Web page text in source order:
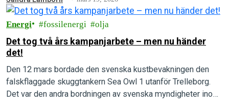
Energi fossilenergi olja
Det tog två års kampanjarbete – men nu händer
det!
Den 12 mars bordade den svenska kustbevakningen den
falskflaggade skuggtankern Sea Owl 1 utanför Trelleborg.
Det var den andra bordningen av svenska myndigheter inom